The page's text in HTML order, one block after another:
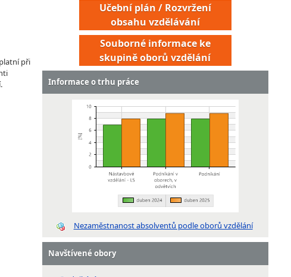
při
Učební plán / Rozvržení
obsahu vzdělávání
Souborné informace ke
skupině oborů vzdělání
Informace o trhu práce
Nezaměstnanost absolventů podle oborů vzdělání
Navštívené obory